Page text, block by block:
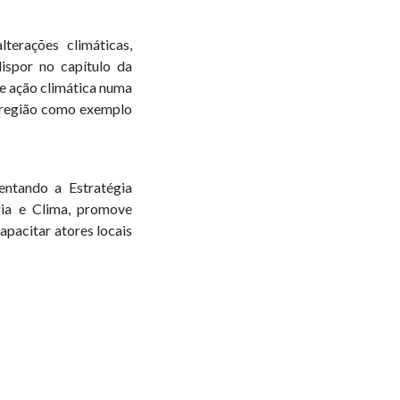
climáticas,
no capítulo da
ação climática numa
como exemplo
a Estratégia
e Clima, promove
atores locais